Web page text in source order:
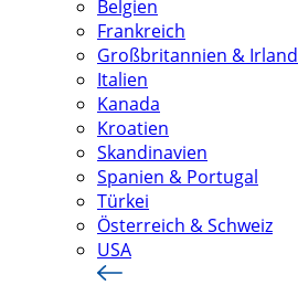
Belgien
Frankreich
Großbritannien & Irland
Italien
Kanada
Kroatien
Skandinavien
Spanien & Portugal
Türkei
Österreich & Schweiz
USA